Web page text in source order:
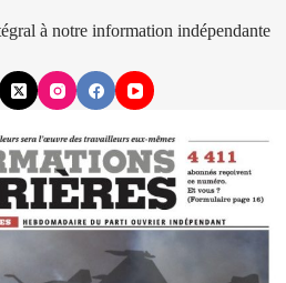
à notre information indépendante